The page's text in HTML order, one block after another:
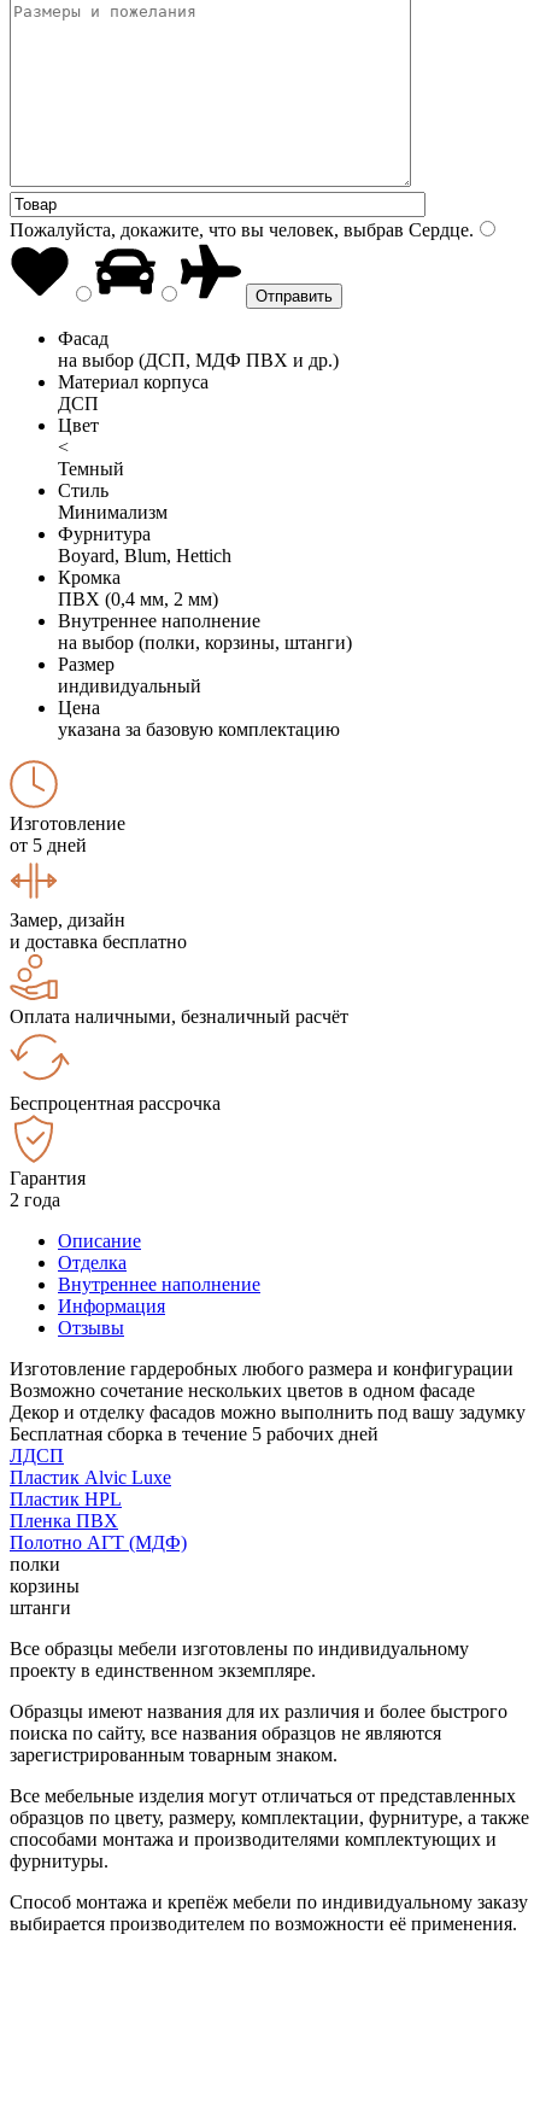
Пожалуйста, докажите, что вы человек, выбрав Сердце.
Фасад
на выбор (ДСП, МДФ ПВХ и др.)
Материал корпуса
ДСП
Цвет
<
Темный
Стиль
Минимализм
Фурнитура
Boyard, Blum, Hettich
Кромка
ПВХ (0,4 мм, 2 мм)
Внутреннее наполнение
на выбор (полки, корзины, штанги)
Размер
индивидуальный
Цена
указана за базовую комплектацию
Изготовление
от 5 дней
Замер, дизайн
и доставка бесплатно
Оплата наличными, безналичный расчёт
Беспроцентная рассрочка
Гарантия
2 года
Описание
Отделка
Внутреннее наполнение
Информация
Отзывы
Изготовление гардеробных любого размера и конфигурации
Возможно сочетание нескольких цветов в одном фасаде
Декор и отделку фасадов можно выполнить под вашу задумку
Бесплатная сборка в течение 5 рабочих дней
ЛДСП
Пластик Alvic Luxe
Пластик HPL
Пленка ПВХ
Полотно АГТ (МДФ)
полки
корзины
штанги
Все образцы мебели изготовлены по индивидуальному
проекту в единственном экземпляре.
Образцы имеют названия для их различия и более быстрого
поиска по сайту, все названия образцов не являются
зарегистрированным товарным знаком.
Все мебельные изделия могут отличаться от представленных
образцов по цвету, размеру, комплектации, фурнитуре, а также
способами монтажа и производителями комплектующих и
фурнитуры.
Способ монтажа и крепёж мебели по индивидуальному заказу
выбирается производителем по возможности её применения.